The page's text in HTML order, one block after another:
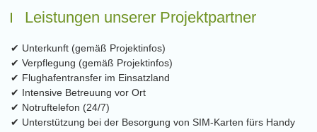
Leistungen unserer Projektpartner
✔ Unterkunft (gemäß Projektinfos)
✔ Verpflegung (gemäß Projektinfos)
✔ Flughafentransfer im Einsatzland
✔ Intensive Betreuung vor Ort
✔ Notruftelefon (24/7)
✔ Unterstützung bei der Besorgung von SIM-Karten fürs Handy